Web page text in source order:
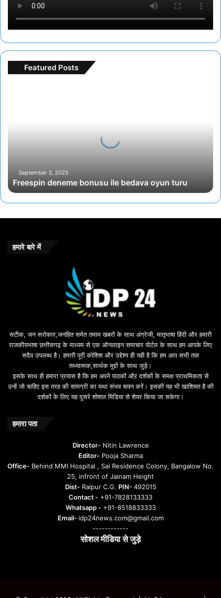
Featured Posts
September 3, 2025
Freespin deneme bonusu ile bedava oyun turu
हमारे बारे में
सटीक, जन सरोकार,जनहित समेत तमाम खबरों के साथ अंग्रेजी, मातृभाषा हिंदी और हमारी
राजकीयभाषा छत्तीसगढ़ के माध्यम से एक ऑनलाइन समाचार पोर्टल के साथ हम आपके लिए
सदैव उपलब्ध है। हमारी पूरी कोशिश और उद्देश्य ही यही है कि हम आप सभी तक
तथ्यात्मक,सार्थक मुद्दों के साथ जुड़े।
इसके साथ ही हमारा प्रयास है कि हम अपने पाठकों औऱ दर्शकों के समक्ष प्राथमिकता से
उन्हें जो चाहिए इस तरह की सामग्री का यथा संभव चयन करें। इसकी यह भी खाशियत है की
दर्शकों के लिए यह दूसरे शोशल मिडिया से शेयर किया जा सकेगा।
हमारा पता
Director-Nitin Lawrence
Editor-Pooja Sharma
Office- Behind MMI Hospital , Sai Residence Colony, Bangalow No.
25, infront of Jainam Height
Dist-Raipur C.G. PIN-492015
Contact - +91-7828133333
Whatsapp -+91-8518833333
Email- idp24news.com@gmail.com
------------
सोशल मीडिया से जुड़े